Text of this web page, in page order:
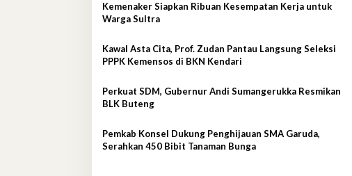
Kemenaker Siapkan Ribuan Kesempatan Kerja untuk
Warga Sultra
Kawal Asta Cita, Prof. Zudan Pantau Langsung Seleksi
PPPK Kemensos di BKN Kendari
Perkuat SDM, Gubernur Andi Sumangerukka Resmikan
BLK Buteng
Pemkab Konsel Dukung Penghijauan SMA Garuda,
Serahkan 450 Bibit Tanaman Bunga